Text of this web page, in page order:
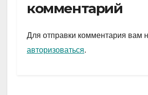
a
m
A
p
и
комментарий
Для отправки комментария вам
авторизоваться.